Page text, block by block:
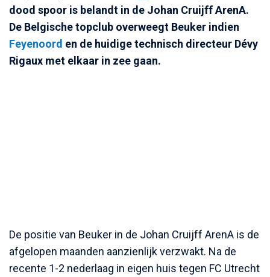
dood spoor is belandt in de Johan Cruijff ArenA.
De Belgische topclub overweegt Beuker indien
Feyenoord en de huidige technisch directeur Dévy
Rigaux met elkaar in zee gaan.
De positie van Beuker in de Johan Cruijff ArenA is de
afgelopen maanden aanzienlijk verzwakt. Na de
recente 1-2 nederlaag in eigen huis tegen FC Utrecht